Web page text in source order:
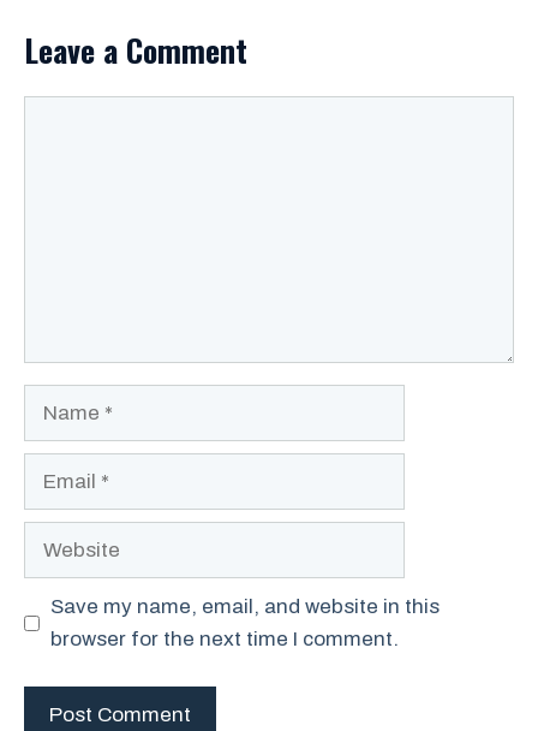
Leave a Comment
Website
Save my name, email, and website in this
browser for the next time I comment.